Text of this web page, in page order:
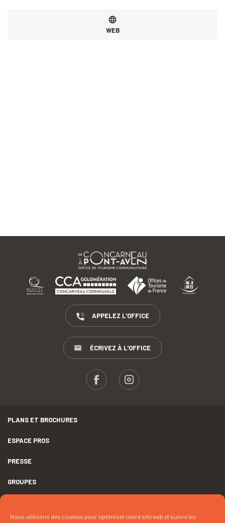
Nous utilisons des cookies pour optimiser notre site web et suivre les
WEB
APPELEZ L'OFFICE
ÉCRIVEZ À L'OFFICE
PLANS ET BROCHURES
ESPACE PROS
PRESSE
GROUPES